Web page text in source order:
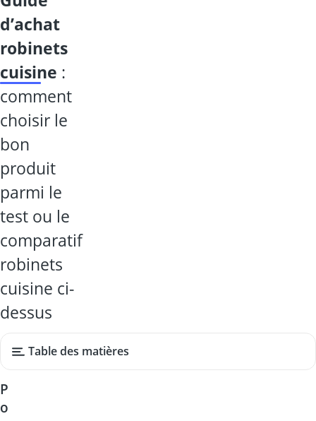
d’achat
robinets
cuisine :
comment
choisir le
bon
produit
parmi le
test ou le
comparatif
robinets
cuisine ci-
dessus
Table des matières
P
o